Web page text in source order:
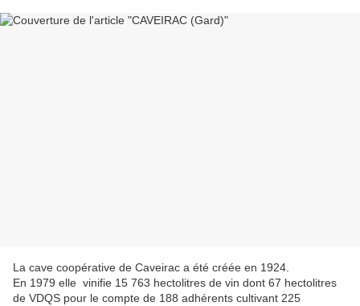
La cave coopérative de Caveirac a été créée en 1924.
En 1979 elle vinifie 15 763 hectolitres de vin dont 67 hectolitres
de VDQS pour le compte de 188 adhérents cultivant 225